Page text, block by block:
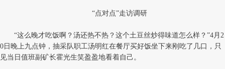
“点对点”走访调研
“这么晚才吃饭啊？汤还热不热？这个土豆丝炒得味道怎么样？”4月2
0日晚上九点钟，抽采队职工汤明红在餐厅买好饭坐下来刚吃了几口，只
见当日值班副矿长霍光生笑盈盈地看着自己。